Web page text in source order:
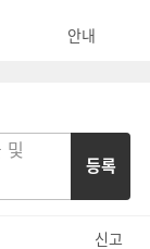
안내
등록
신고